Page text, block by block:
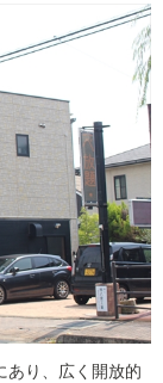
あり、広く開放的